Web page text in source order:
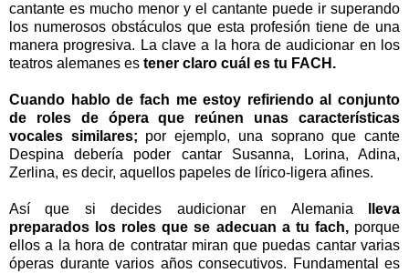
cantante es mucho menor y el cantante puede ir superando
los numerosos obstáculos que esta profesión tiene de una
manera progresiva. La clave a la hora de audicionar en los
teatros alemanes es tener claro cuál es tu FACH.
Cuando hablo de fach me estoy refiriendo al conjunto
de roles de ópera que reúnen unas características
vocales similares; por ejemplo, una soprano que cante
Despina debería poder cantar Susanna, Lorina, Adina,
Zerlina, es decir, aquellos papeles de lírico-ligera afines.
Así que si decides audicionar en Alemania
lleva
preparados los roles que se adecuan a tu fach,porque
ellos a la hora de contratar miran que puedas cantar varias
óperas durante varios años consecutivos. Fundamental es